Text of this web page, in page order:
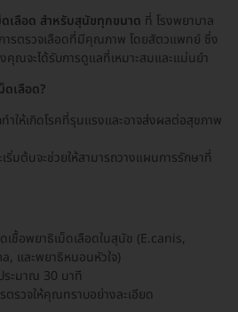
เลือด สำหรับสุนัขทุกขนาด ที่ โรงพยาบาล
รตรวจเลือดที่มีคุณภาพ โดยสัตวแพทย์ ซึ่ง
คุณจะได้รับการดูแลที่เหมาะสมและแม่นยำ
ดเลือด?
ำให้เกิดโรคที่รุนแรงและอาจส่งผลต่อสุขภาพ
ริ่มต้นจะช่วยให้สามารถวางแผนการรักษาที่
เชื้อพยาธิเม็ดเลือดในสุนัข (E.canis,
และพยาธิหนอนหัวใจ)
ระมาณ 30 นาที
รวจให้คุณทราบอย่างละเอียด